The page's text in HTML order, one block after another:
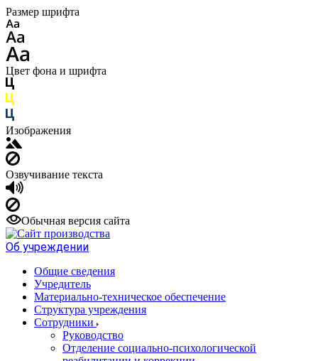
Размер шрифта
Цвет фона и шрифта
Изображения
Озвучивание текста
Обычная версия сайта
Об учреждении
Общие сведения
Учредитель
Материально-техническое обеспечение
Структура учреждения
Сотрудники
Руководство
Отделение социально-психологической